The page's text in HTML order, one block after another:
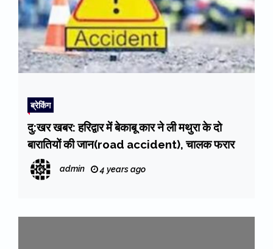
ब्रेकिंग
दु:खर खबर: हरिद्वार में बेकाबू कार ने ली मथुरा के दो
बारातियों की जान(road accident), चालक फरार
admin 4 years ago